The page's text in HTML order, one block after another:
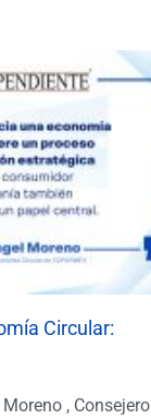
Circular:
, Consejero